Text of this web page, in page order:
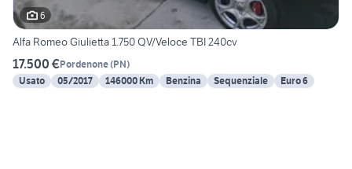
6
Alfa Romeo Giulietta 1.750 QV/Veloce TBI 240cv
17.500 €Pordenone(PN)
Usato
05/2017 146000 Km Benzina Sequenziale Euro 6